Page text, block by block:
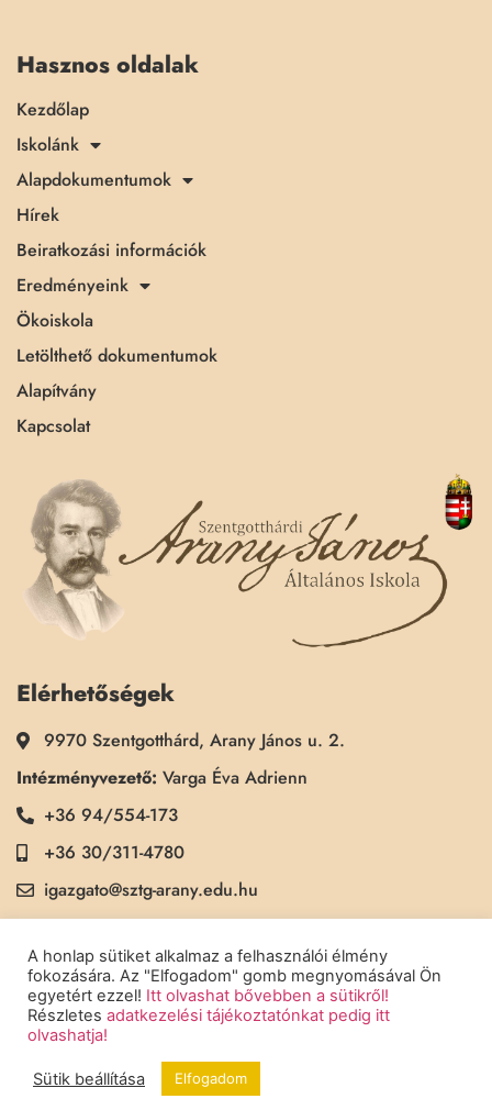
Hasznos oldalak
Kezdőlap
Iskolánk
Alapdokumentumok
Hírek
Beiratkozási információk
Eredményeink
Ökoiskola
Letölthető dokumentumok
Alapítvány
Kapcsolat
Elérhetőségek
9970 Szentgotthárd, Arany János u. 2.
Intézményvezető: Varga Éva Adrienn
+36 94/554-173
+36 30/311-4780
igazgato@sztg-arany.edu.hu
Titkárság:Kimmel Kinga
+36 30/311-5790
titkarsag@sztg-arany.edu.hu
Copyright © 2022 Szentgotthárdi Arany János Általános Iskola - Minden
A honlap sütiket alkalmaz a felhasználói élmény
fokozására. Az "Elfogadom" gomb megnyomásával Ön
egyetért ezzel! Itt olvashat bővebben a sütikről!
Részletes adatkezelési tájékoztatónkat pedig itt
olvashatja!
Sütik beállítása Elfogadom